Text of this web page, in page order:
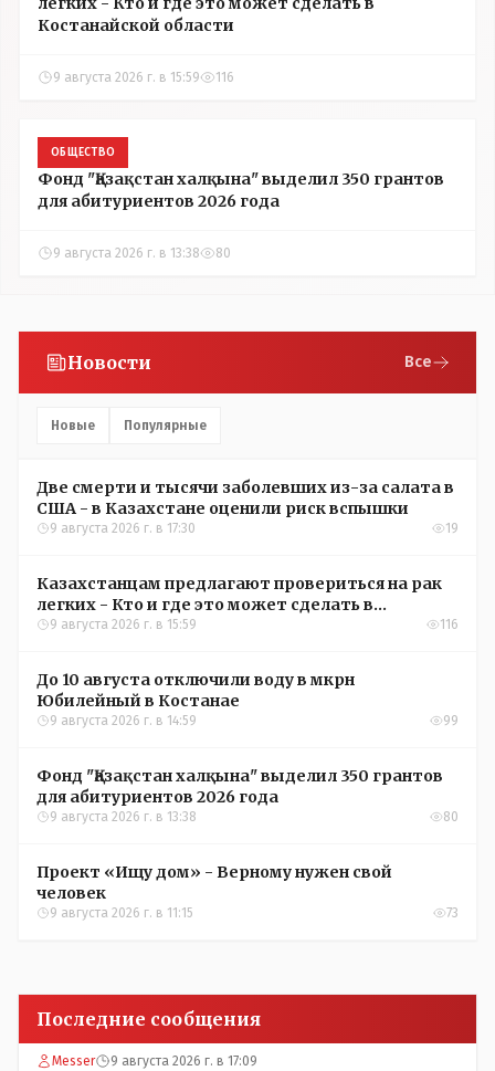
Костанайской области
9 августа 2026 г. в 15:59 116
ОБЩЕСТВО
Фонд "Қазақстан халқына" выделил 350 грантов
для абитуриентов 2026 года
9 августа 2026 г. в 13:38 80
Новости Все
Новые Популярные
Две смерти и тысячи заболевших из-за салата в
США - в Казахстане оценили риск вспышки
9 августа 2026 г. в 17:30 19
Казахстанцам предлагают провериться на рак
легких - Кто и где это может сделать в
Костанайской области
9 августа 2026 г. в 15:59 116
До 10 августа отключили воду в мкрн
Юбилейный в Костанае
9 августа 2026 г. в 14:59 99
Фонд "Қазақстан халқына" выделил 350 грантов
для абитуриентов 2026 года
9 августа 2026 г. в 13:38 80
Проект «Ищу дом» - Верному нужен свой
человек
9 августа 2026 г. в 11:15 73
Последние сообщения
Messer 9 августа 2026 г. в 17:09